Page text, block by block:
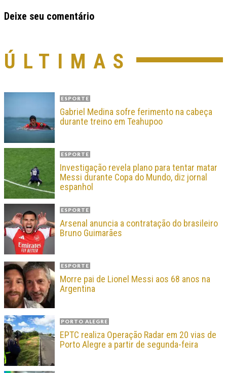
Deixe seu comentário
ÚLTIMAS
ESPORTE
Gabriel Medina sofre ferimento na cabeça
durante treino em Teahupoo
ESPORTE
Investigação revela plano para tentar matar
Messi durante Copa do Mundo, diz jornal
espanhol
ESPORTE
Arsenal anuncia a contratação do brasileiro
Bruno Guimarães
ESPORTE
Morre pai de Lionel Messi aos 68 anos na
Argentina
PORTO ALEGRE
EPTC realiza Operação Radar em 20 vias de
Porto Alegre a partir de segunda-feira